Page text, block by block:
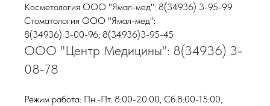
Косметология ООО "Ямал-мед": 8(34936) 3-95-99
Стоматология ООО "Ямал-мед":
8(34936) 3-00-96; 8(34936)3-95-45
ООО "Центр Медицины": 8(34936) 3-
08-78
Режим работа: Пн.-Пт. 8:00-20:00, Сб.8:00-15:00,